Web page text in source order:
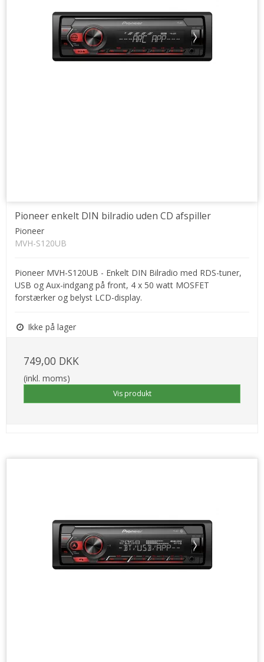
Pioneer enkelt DIN bilradio uden CD afspiller
Pioneer
MVH-S120UB
Pioneer MVH-S120UB - Enkelt DIN Bilradio med RDS-tuner,
USB og Aux-indgang på front, 4 x 50 watt MOSFET
forstærker og belyst LCD-display.
Ikke på lager
749,00 DKK
(inkl. moms)
Vis produkt